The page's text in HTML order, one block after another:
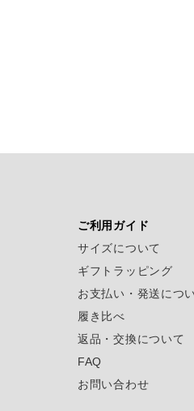
ご利用ガイド
サイズについて
ギフトラッピング
お支払い・発送につ
履き比べ
返品・交換について
FAQ
お問い合わせ